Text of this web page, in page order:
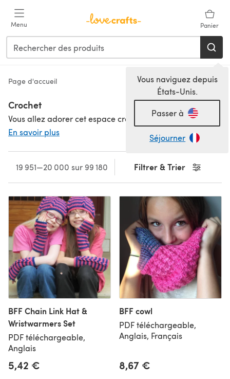
Menu Panier
Vous naviguez depuis
États-Unis.
Passer à
Séjourner
Page d'accueil
Crochet
En savoir plus
Filtrer & Trier
19 951—20 000 sur 99 180
BFF Chain Link Hat &
Wristwarmers Set
PDF téléchargeable,
Anglais
5,42 €
BFF cowl
PDF téléchargeable,
Anglais, Français
8,67 €